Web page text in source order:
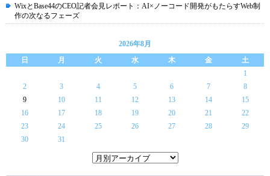
WixとBase44のCEO記者会見レポート：AI×ノーコード開発がもたらすWeb制
作の次なるフェーズ
2026年8月
日
月 火 水 木 金
土
1
2
3 4 5 6 7
8
9
10 11 12 13 14
15
16
17 18 19 20 21
22
23
24 25 26 27 28
29
30
31